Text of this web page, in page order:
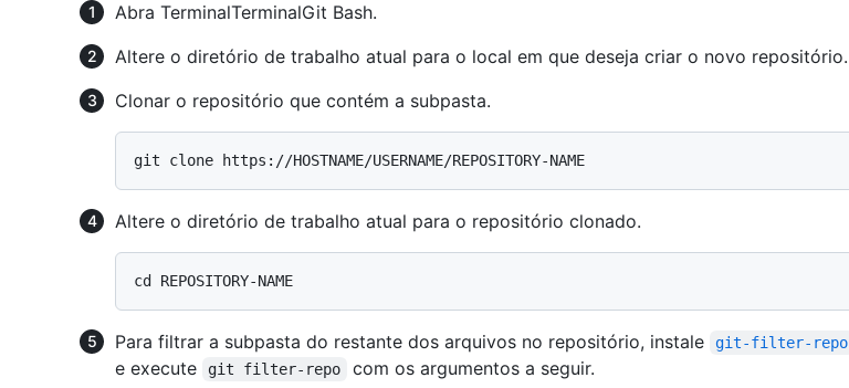
Abra TerminalTerminalGit Bash.
Altere o diretório de trabalho atual para o local em que deseja criar o novo repositório.
Clonar o repositório que contém a subpasta.
Altere o diretório de trabalho atual para o repositório clonado.
Para filtrar a subpasta do restante dos arquivos no repositório, instale git-filter-repo
e execute
git filter-repo com os argumentos a seguir.